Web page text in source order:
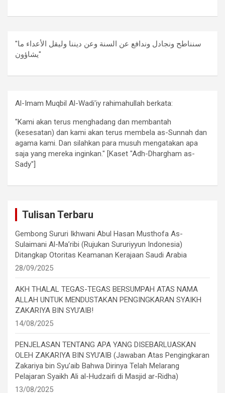
"سنناطح ونجادل وندافع عن السنة وعن ديننا وليقل الأعداء ما
يشاؤون"
Al-Imam Muqbil Al-Wadi'iy rahimahullah berkata:
"Kami akan terus menghadang dan membantah
(kesesatan) dan kami akan terus membela as-Sunnah dan
agama kami. Dan silahkan para musuh mengatakan apa
saja yang mereka inginkan." [Kaset "Adh-Dhargham as-
Sady"]
Tulisan Terbaru
Gembong Sururi Ikhwani Abul Hasan Musthofa As-
Sulaimani Al-Ma’ribi (Rujukan Sururiyyun Indonesia)
Ditangkap Otoritas Keamanan Kerajaan Saudi Arabia
28/09/2025
AKH THALAL TEGAS-TEGAS BERSUMPAH ATAS NAMA
ALLAH UNTUK MENDUSTAKAN PENGINGKARAN SYAIKH
ZAKARIYA BIN SYU’AIB!
14/08/2025
PENJELASAN TENTANG APA YANG DISEBARLUASKAN
OLEH ZAKARIYA BIN SYU’AIB (Jawaban Atas Pengingkaran
Zakariya bin Syu’aib Bahwa Dirinya Telah Melarang
Pelajaran Syaikh Ali al-Hudzaifi di Masjid ar-Ridha)
13/08/2025